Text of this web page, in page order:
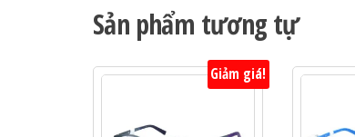
Sản phẩm tương tự
Giảm giá!